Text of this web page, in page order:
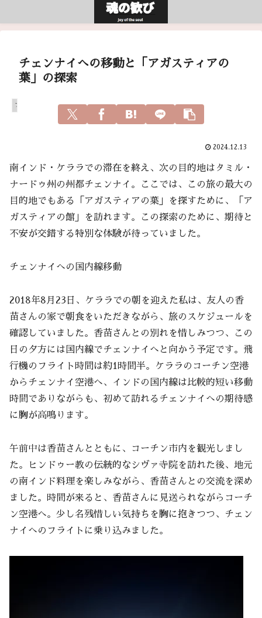
チェンナイへの移動と「アガスティアの
葉」の探索
アガスティアの葉
2024.12.13
南インド・ケララでの滞在を終え、次の目的地はタミル・
ナードゥ州の州都チェンナイ。ここでは、この旅の最大の
目的地でもある「アガスティアの葉」を探すために、「ア
ガスティアの館」を訪れます。この探索のために、期待と
不安が交錯する特別な体験が待っていました。
チェンナイへの国内線移動
2018年8月23日、ケララでの朝を迎えた私は、友人の香
苗さんの家で朝食をいただきながら、旅のスケジュールを
確認していました。香苗さんとの別れを惜しみつつ、この
日の夕方には国内線でチェンナイへと向かう予定です。飛
行機のフライト時間は約1時間半。ケララのコーチン空港
からチェンナイ空港へ、インドの国内線は比較的短い移動
時間でありながらも、初めて訪れるチェンナイへの期待感
に胸が高鳴ります。
午前中は香苗さんとともに、コーチン市内を観光しまし
た。ヒンドゥー教の伝統的なシヴァ寺院を訪れた後、地元
の南インド料理を楽しみながら、香苗さんとの交流を深め
ました。時間が来ると、香苗さんに見送られながらコーチ
ン空港へ。少し名残惜しい気持ちを胸に抱きつつ、チェン
ナイへのフライトに乗り込みました。